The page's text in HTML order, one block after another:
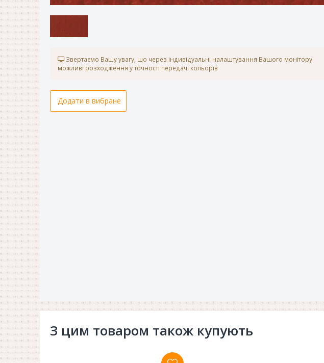
Звертаємо Вашу увагу, що через індивідуальні налаштування Вашого монітору
можливі розходження у точності передачі кольорів
Додати в вибране
З цим товаром також купують